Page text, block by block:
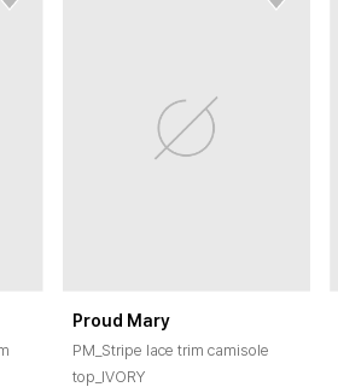
Proud Mary
PM_Stripe lace trim camisole
top_IVORY